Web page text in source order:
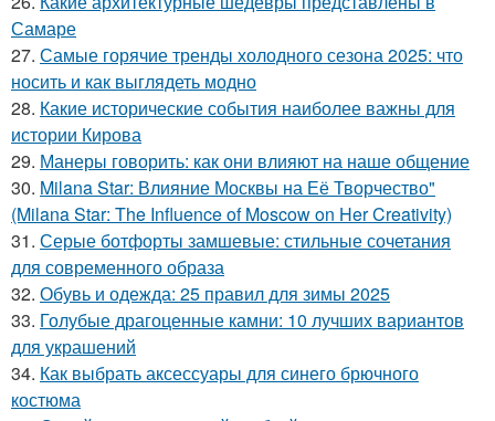
Самаре
27. Самые горячие тренды холодного сезона 2025: что
носить и как выглядеть модно
28. Какие исторические события наиболее важны для
истории Кирова
29. Манеры говорить: как они влияют на наше общение
30. Milana Star: Влияние Москвы на Её Творчество"
(Milana Star: The Influence of Moscow on Her Creativity)
31. Серые ботфорты замшевые: стильные сочетания
для современного образа
32. Обувь и одежда: 25 правил для зимы 2025
33. Голубые драгоценные камни: 10 лучших вариантов
для украшений
34. Как выбрать аксессуары для синего брючного
костюма